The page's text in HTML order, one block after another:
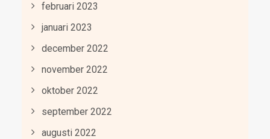
februari 2023
januari 2023
december 2022
november 2022
oktober 2022
september 2022
augusti 2022